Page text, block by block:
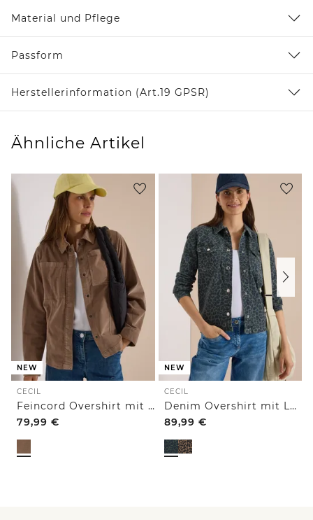
Material und Pflege
Passform
Herstellerinformation (Art.19 GPSR)
Ähnliche Artikel
NEW
CECIL
Feincord Overshirt mit Brusttaschen
79,99 €
NEW
CECIL
Denim Overshirt mit Leo-Muster
89,99 €